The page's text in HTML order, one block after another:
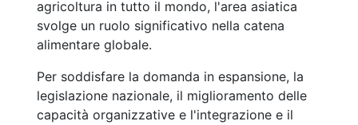
agricoltura in tutto il mondo, l'area asiatica
svolge un ruolo significativo nella catena
alimentare globale.
Per soddisfare la domanda in espansione, la
legislazione nazionale, il miglioramento delle
capacità organizzative e l'integrazione e il